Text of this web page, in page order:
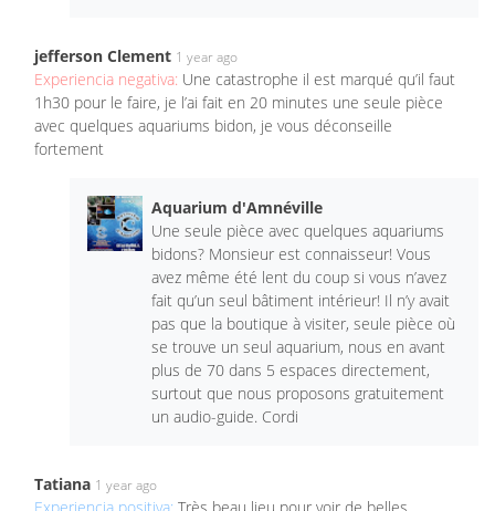
jefferson Clement 1 year ago
Experiencia negativa: Une catastrophe il est marqué qu’il faut
1h30 pour le faire, je l’ai fait en 20 minutes une seule pièce
avec quelques aquariums bidon, je vous déconseille
fortement
Aquarium d'Amnéville
Une seule pièce avec quelques aquariums
bidons? Monsieur est connaisseur! Vous
avez même été lent du coup si vous n’avez
fait qu’un seul bâtiment intérieur! Il n’y avait
pas que la boutique à visiter, seule pièce où
se trouve un seul aquarium, nous en avant
plus de 70 dans 5 espaces directement,
surtout que nous proposons gratuitement
un audio-guide. Cordi
Tatiana 1 year ago
Experiencia positiva: Très beau lieu pour voir de belles